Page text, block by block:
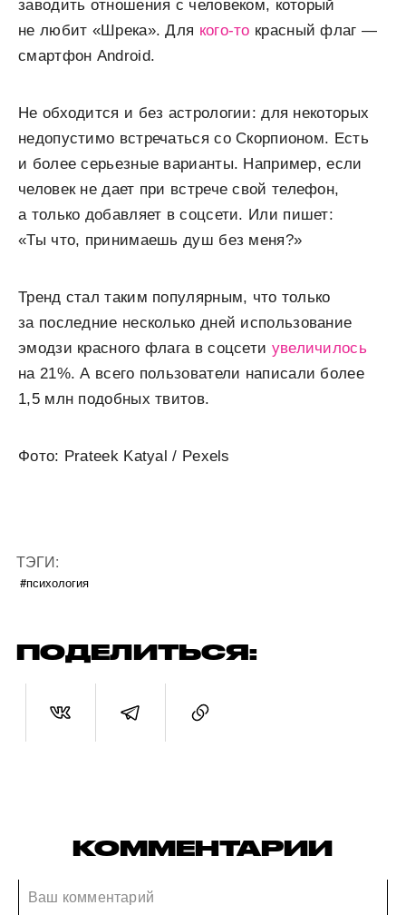
заводить отношения с человеком, который
не любит «Шрека». Для кого-то красный флаг —
смартфон Android.
Не обходится и без астрологии: для некоторых
недопустимо встречаться со Скорпионом. Есть
и более серьезные варианты. Например, если
человек не дает при встрече свой телефон,
а только добавляет в соцсети. Или пишет:
«Ты что, принимаешь душ без меня?»
Тренд стал таким популярным, что только
за последние несколько дней использование
эмодзи красного флага в соцсети увеличилось
на 21%. А всего пользователи написали более
1,5 млн подобных твитов.
Фото: Prateek Katyal / Pexels
ТЭГИ:
#психология
ПОДЕЛИТЬСЯ:
КОММЕНТАРИИ